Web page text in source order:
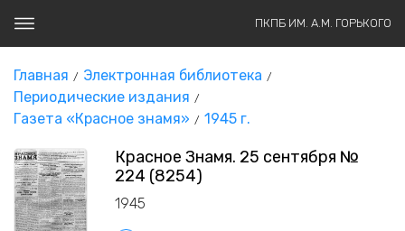
ПКПБ ИМ. А.М. ГОРЬКОГО
Главная
Электронная библиотека
Периодические издания
Газета «Красное знамя»
1945 г.
Красное Знамя. 25 сентября №
224 (8254)
1945